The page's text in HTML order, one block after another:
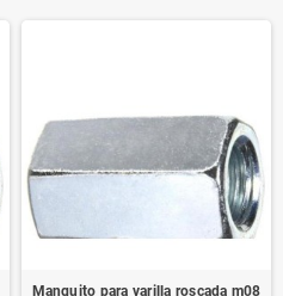
Manguito para varilla roscada m08